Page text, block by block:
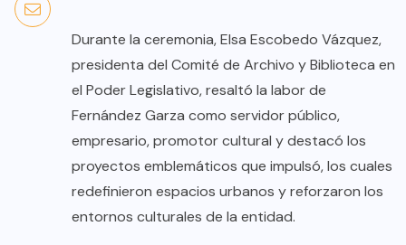
Durante la ceremonia, Elsa Escobedo Vázquez,
presidenta del Comité de Archivo y Biblioteca en
el Poder Legislativo, resaltó la labor de
Fernández Garza como servidor público,
empresario, promotor cultural y destacó los
proyectos emblemáticos que impulsó, los cuales
redefinieron espacios urbanos y reforzaron los
entornos culturales de la entidad.